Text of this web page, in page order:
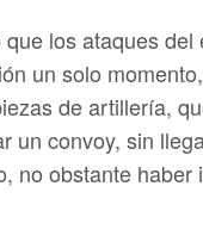
los ataques
un solo
de artillería,
un convoy, sin
no obstante